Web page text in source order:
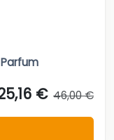
€ 46,00 €